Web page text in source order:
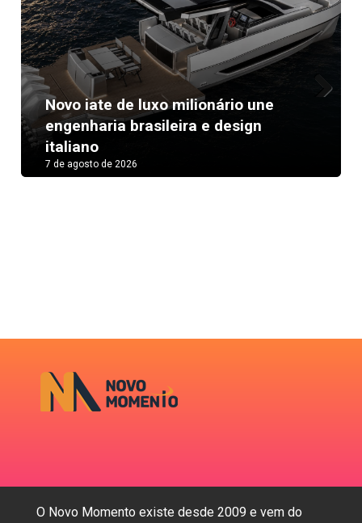
Novo iate de luxo milionário une
engenharia brasileira e design
italiano
7 de agosto de 2026
O Novo Momento existe desde 2009 e vem do